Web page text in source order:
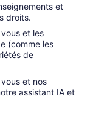
et
droits.
et les
(comme les
de
et nos
assistant IA et